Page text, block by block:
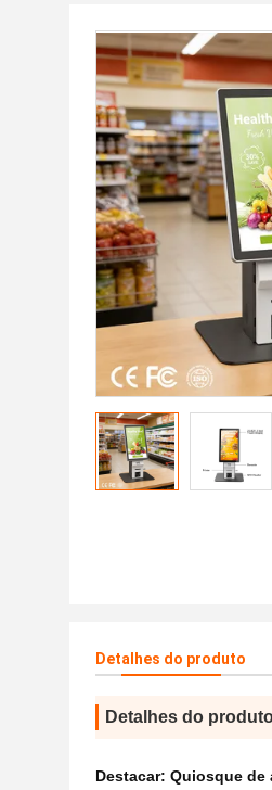
Detalhes do produto
Detalhes do
Destacar: Quiosque de